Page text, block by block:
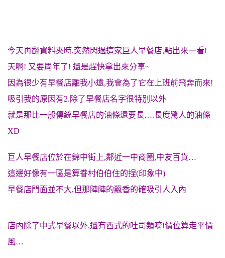
今天再翻資料夾時,突然閃過這家巨人早餐店,點出來一看!
天啊! 又要周年了! 還是趕快拿出來分享~
因為很少有早餐店離我小遠,我會為了它在上班前飛奔而來!
吸引我的原因有2.除了早餐店名字很特別以外
就是那比一般傳統早餐店的油條還要長….長度驚人的油條
XD
巨人早餐店位於在錦中街上,鄰近一中商圈,中友百貨…
這邊好像有一區是算眷村伯伯住的捏(印象中)
早餐店門面並不大,但那陣陣的飄香的確吸引人入內
店內除了中式早餐以外,還有西式的吐司類唷!價位算走平價
風…